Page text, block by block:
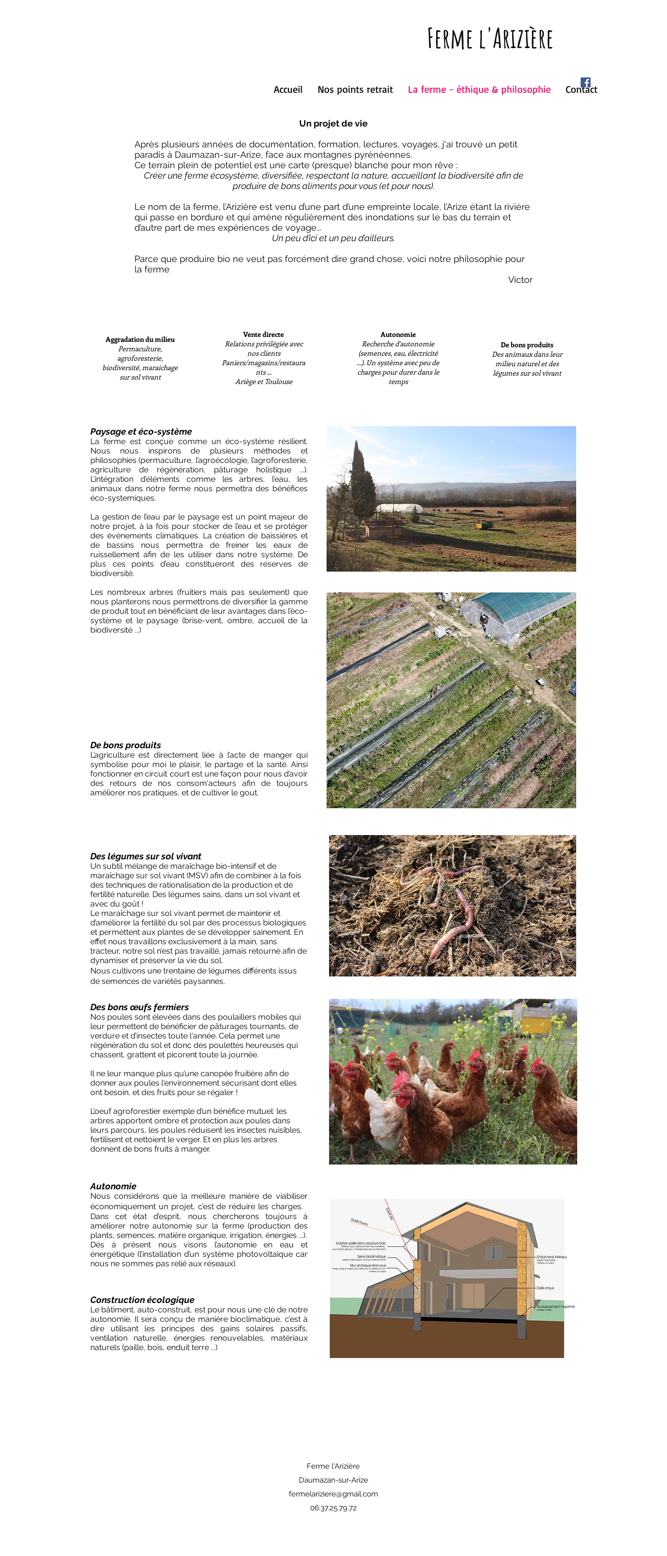
Ferme l'Arizière
Accueil Nos points retrait La ferme - éthique & philosophie Contact
Un projet de vie
Après plusieurs années de documentation, formation, lectures, voyages, j'ai trouvé un petit
paradis à Daumazan-sur-Arize, face aux montagnes pyrénéennes.
Ce terrain plein de potentiel est une carte (presque) blanche pour mon rêve :
Créer une ferme écosystème, diversifiée, respectant la nature, accueillant la biodiversité afin de
produire de bons aliments pour vous (et pour nous).
Le nom de la ferme, l’Arizière est venu d’une part d’une empreinte locale, l’Arize étant la rivière
qui passe en bordure et qui amène régulièrement des inondations sur le bas du terrain et
d’autre part de mes expériences de voyage...
Un peu d’ici et un peu d’ailleurs.
Parce que produire bio ne veut pas forcément dire grand chose, voici notre philosophie pour
la ferme
Victor
Aggradation du milieu
Permaculture,
agroforesterie,
biodiversité, maraichage
sur sol vivant
Vente directe
Relations privilégiée avec
nos clients
Paniers/magasins/restaura
nts ...
Ariège et Toulouse
Paysage et éco-système
La ferme est conçue comme un éco-système résilient.
Nous nous inspirons de plusieurs méthodes et
philosophies (permaculture, l’agroécologie, l’agroforesterie,
agriculture de régénération, pâturage holistique ...).
L’intégration d’éléments comme les arbres, l’eau, les
animaux dans notre ferme nous permettra des bénéfices
éco-systemiques.
La gestion de l’eau par le paysage est un point majeur de
notre projet, à la fois pour stocker de l’eau et se protéger
des évènements climatiques. La création de baissières et
de bassins nous permettra de freiner les eaux de
ruissellement afin de les utiliser dans notre système. De
plus ces points d’eau constitueront des réserves de
biodiversité.
Les nombreux arbres (fruitiers mais pas seulement) que
nous planterons nous permettrons de diversifier la gamme
de produit tout en bénéficiant de leur avantages dans l’éco-
système et le paysage (brise-vent, ombre, accueil de la
biodiversité ...)
De bons produits
L’agriculture est directement liée à l’acte de manger qui
symbolise pour moi le plaisir, le partage et la santé. Ainsi
fonctionner en circuit court est une façon pour nous d’avoir
des retours de nos consom'acteurs afin de toujours
améliorer nos pratiques, et de cultiver le gout.
Autonomie
Recherche d'autonomie
(semences, eau, électricité
...). Un système avec peu de
charges pour durer dans le
temps
De bons produits
Des animaux dans leur
milieu naturel et des
légumes sur sol vivant
Des légumes sur sol vivant
Un subtil mélange de maraîchage bio-intensif et de
maraîchage sur sol vivant (MSV) afin de combiner à la fois
des techniques de rationalisation de la production et de
fertilité naturelle. Des légumes sains, dans un sol vivant et
avec du goût !
Le maraîchage sur sol vivant permet de maintenir et
d’améliorer la fertilité du sol par des processus biologiques
et permettent aux plantes de se développer sainement. En
effet nous travaillons exclusivement à la main, sans
tracteur, notre sol n’est pas travaillé, jamais retourné afin de
dynamiser et préserver la vie du sol.
Nous cultivons une trentaine de légumes différents issus
de semences de variétés paysannes.
Des bons œufs fermiers
Nos poules sont élevées dans des poulaillers mobiles qui
leur permettent de bénéficier de pâturages tournants, de
verdure et d’insectes toute l'année. Cela permet une
régénération du sol et donc des poulettes heureuses qui
chassent, grattent et picorent toute la journée.
Il ne leur manque plus qu’une canopée fruitière afin de
donner aux poules l'environnement sécurisant dont elles
ont besoin, et des fruits pour se régaler !
L’oeuf agroforestier exemple d’un bénéfice mutuel: les
arbres apportent ombre et protection aux poules dans
leurs parcours, les poules réduisent les insectes nuisibles,
fertilisent et nettoient le verger. Et en plus les arbres
donnent de bons fruits à manger.
Autonomie
Nous considérons que la meilleure manière de viabiliser
économiquement un projet, c’est de réduire les charges.
Dans cet état d’esprit, nous chercherons toujours à
améliorer notre autonomie sur la ferme (production des
plants, semences, matière organique, irrigation, énergies ...).
Dés à présent nous visons l’autonomie en eau et
énergétique (l’installation d’un système photovoltaïque car
nous ne sommes pas relié aux réseaux).
Construction écologique
Le bâtiment, auto-construit, est pour nous une clé de notre
autonomie. Il sera conçu de manière bioclimatique, c’est à
dire utilisant les principes des gains solaires passifs,
ventilation naturelle, énergies renouvelables, matériaux
naturels (paille, bois, enduit terre ...)
Ferme l'Arizière
Daumazan-sur-Arize
fermelariziere@gmail.com
06.37.25.79.72